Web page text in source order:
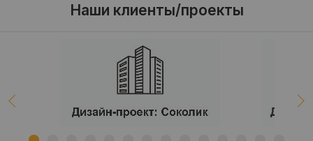
Наши клиенты/проекты